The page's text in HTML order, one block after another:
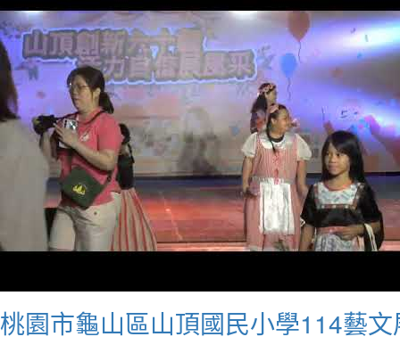
桃園市龜山區山頂國民小學114藝